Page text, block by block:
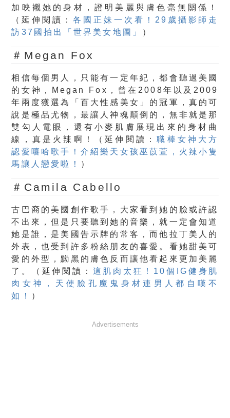
加映襯她的身材，證明美麗與膚色毫無關係！
（延伸閱讀：各國正妹一次看！29歲攝影師走
訪37國拍出「世界美女地圖」
）
＃Megan Fox
相信每個男人，只能有一定年紀，都會聽過美國
的女神，Megan Fox，曾在2008年以及2009
年兩度獲選為「百大性感美女」的冠軍，真的可
說是極品尤物，最讓人神魂顛倒的，無非就是那
雙勾人電眼，還有小麥肌膚展現出來的身材曲
線，真是火辣啊！（延伸閱讀：職棒女神大方
認愛嘻哈歌手！介紹樂天女孩巫苡萱，火辣小隻
馬讓人戀愛啦！
）
＃Camila Cabello
古巴裔的美國創作歌手，大家看到她的臉或許認
不出來，但是只要聽到她的音樂，就一定會知道
她是誰，是美國告示牌的常客，而他拉丁美人的
外表，也受到許多粉絲朋友的喜愛。看她甜美可
愛的外型，黝黑的膚色反而讓他看起來更加美麗
了。（延伸閱讀： 這肌肉太狂！10個IG健身肌
肉女神，天使臉孔魔鬼身材連男人都自嘆不
如！
）
Advertisements